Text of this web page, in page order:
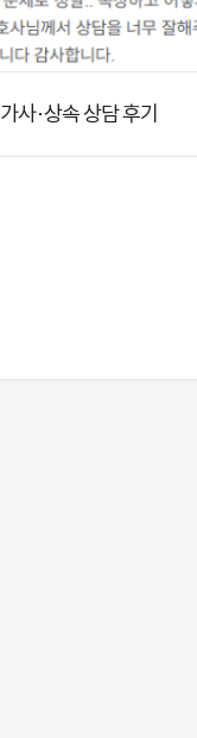
가사·상속 상담 후기